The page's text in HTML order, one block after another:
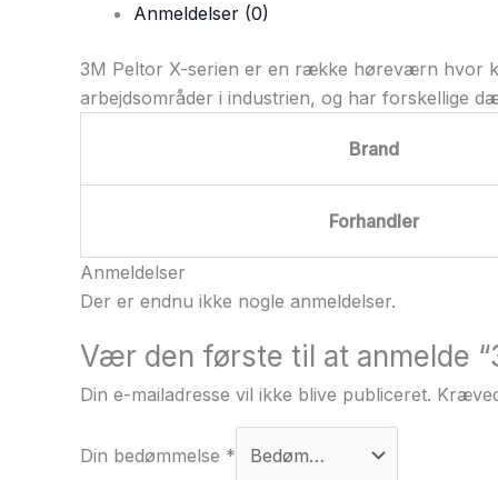
Anmeldelser (0)
3M Peltor X-serien er en række høreværn hvor
arbejdsområder i industrien, og har forskellige
Brand
Forhandler
Anmeldelser
Der er endnu ikke nogle anmeldelser.
Vær den første til at anmelde
Din e-mailadresse vil ikke blive publiceret.
Din bedømmelse *